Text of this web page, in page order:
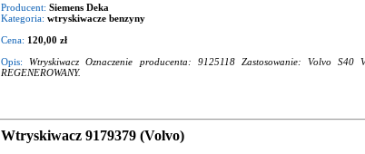
Producent: Siemens Deka
Kategoria: wtryskiwacze benzyny
Cena: 120,00 zł
Opis:
Wtryskiwacz Oznaczenie producenta: 9125118 Zastosowanie: Volvo S40
REGENEROWANY.
Wtryskiwacz 9179379 (Volvo)